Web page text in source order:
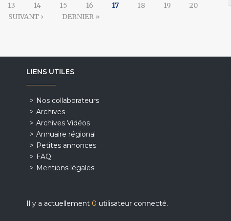
13 14 15 16 17 18 19
20
SUIVANT › DERNIER »
LIENS UTILES
Nos collaborateurs
Archives
Archives Vidéos
Annuaire régional
Petites annonces
FAQ
Mentions légales
Il y a actuellement 0 utilisateur connecté.